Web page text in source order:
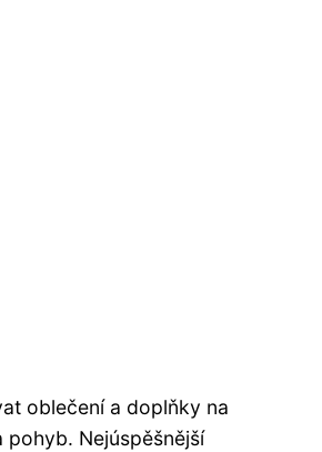
oblečení a doplňky na
Nejúspěšnější